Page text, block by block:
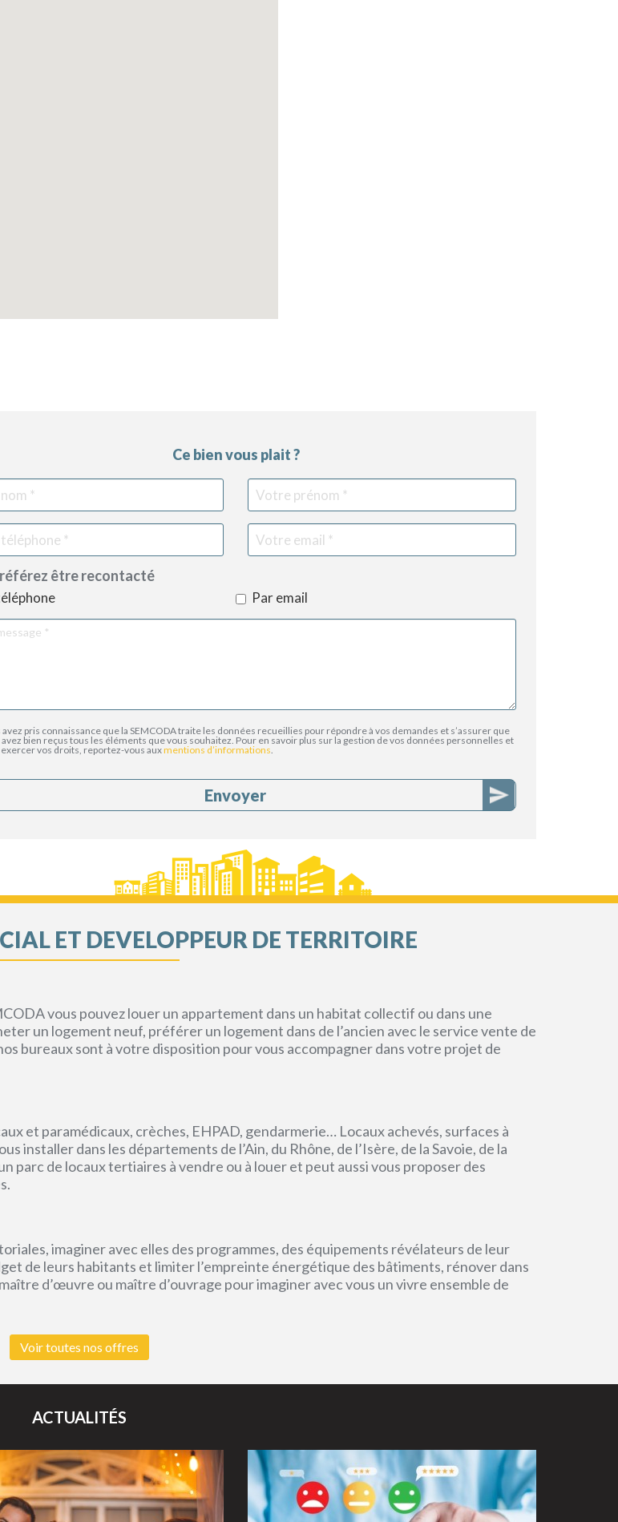
Ce bien vous plait ?
Votre
prénom
être recontacté
Par email
avez pris connaissance que la SEMCODA traite les données recueillies pour répondre à vos demandes et s’assurer que
bien reçus tous les éléments que vous souhaitez. Pour en savoir plus sur la gestion de vos données personnelles et
vos droits, reportez-vous auxmentions d’informations.
Envoyer
ET DEVELOPPEUR DE TERRITOIRE
vous pouvez louer un appartement dans un habitat collectif ou dans une
un logement neuf, préférer un logement dans de l’ancien avec le service vente de
bureaux sont à votre disposition pour vous accompagner dans votre projet de
et paramédicaux, crèches, EHPAD, gendarmerie… Locaux achevés, surfaces à
installer dans les départements de l’Ain, du Rhône, de l’Isère, de la Savoie, de la
parc de locaux tertiaires à vendre ou à louer et peut aussi vous proposer des
imaginer avec elles des programmes, des équipements révélateurs de leur
de leurs habitants et limiter l’empreinte énergétique des bâtiments, rénover dans
d’œuvre ou maître d’ouvrage pour imaginer avec vous un vivre ensemble de
Voir toutes nos offres
ACTUALITÉS